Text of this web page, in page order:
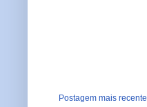
Postagem mais recente